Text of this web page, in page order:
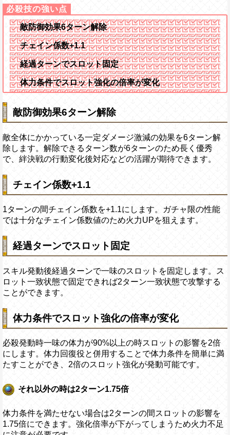
敵防御効果6ターン解除
チェイン係数+1.1
経過ターンでスロット固定
体力条件でスロット強化の倍率が変化
敵防御効果6ターン解除
敵全体にかかっている一定ダメージ激減の効果を6ターン解
除します。解除できるターン数が6ターンのため長く優秀
で、絆決戦の行動変化後対応などの活躍が期待できます。
チェイン係数+1.1
1ターンの間チェイン係数を+1.1にします。ガチャ限の性能
では十分なチェイン係数値のため火力UPを狙えます。
経過ターンでスロット固定
スキル発動後経過ターンで一味のスロットを固定します。ス
ロット一致状態で固定できれば2ターン一致状態で攻撃する
ことができます。
体力条件でスロット強化の倍率が変化
必殺発動時一味の体力が90%以上の時スロットの影響を2倍
にします。体力回復役と併用することで体力条件を簡単に満
たすことができ、2倍のスロット強化が発動可能です。
それ以外の時は2ターン1.75倍
体力条件を満たせない場合は2ターンの間スロットの影響を
1.75倍にできます。強化倍率が下がってしまうため火力不足